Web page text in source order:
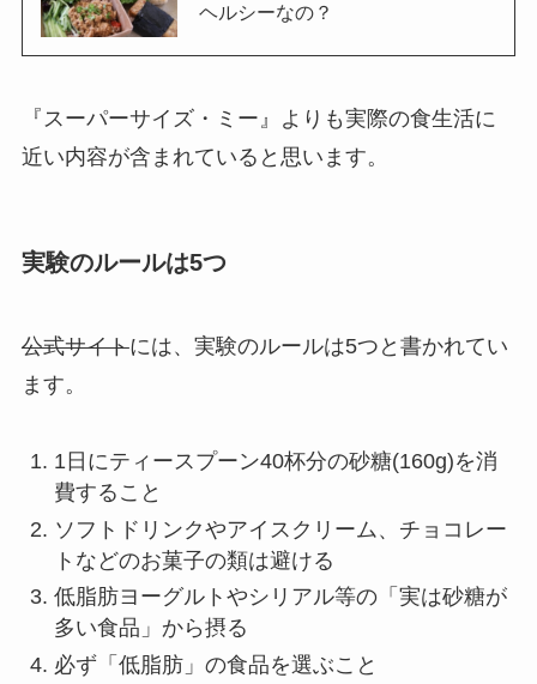
ヘルシーなの？
『スーパーサイズ・ミー』よりも実際の食生活に
近い内容が含まれていると思います。
実験のルールは5つ
公式サイトには、実験のルールは5つと書かれてい
ます。
1日にティースプーン40杯分の砂糖(160g)を消
費すること
ソフトドリンクやアイスクリーム、チョコレー
トなどのお菓子の類は避ける
低脂肪ヨーグルトやシリアル等の「実は砂糖が
多い食品」から摂る
必ず「低脂肪」の食品を選ぶこと